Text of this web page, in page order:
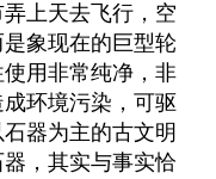
上天去飞行，空
象现在的巨型轮
用非常纯净，非
环境污染，可驱
器为主的古文明
，其实与事实恰